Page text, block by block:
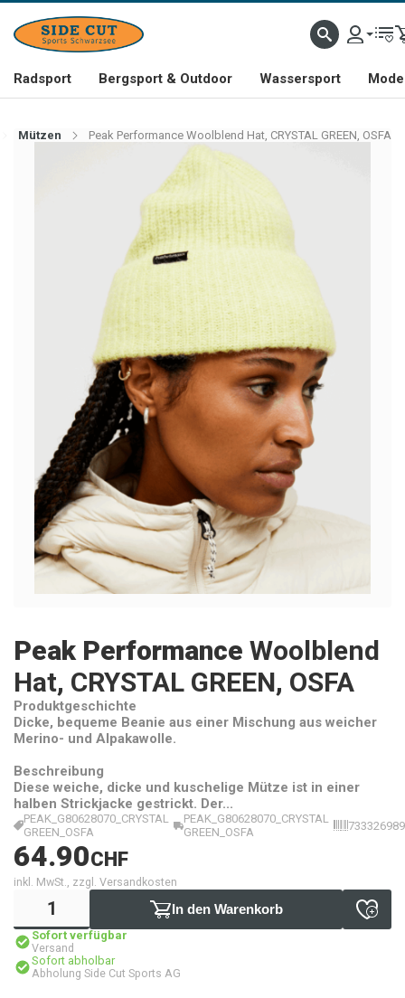
Radsport Bergsport & Outdoor Wassersport
Mützen Peak Performance Woolblend Hat, CRYSTAL GREEN, OSFA
Peak Performance Woolblend
Hat, CRYSTAL GREEN, OSFA
Produktgeschichte
Dicke, bequeme Beanie aus einer Mischung aus weicher
Merino- und Alpakawolle.
Beschreibung
Diese weiche, dicke und kuschelige Mütze ist in einer
halben Strickjacke gestrickt. Der...
PEAK_G80628070_CRYSTAL
GREEN_OSFA
PEAK_G80628070_CRYSTAL
GREEN_OSFA
64.90CHF
inkl. MwSt., zzgl. Versandkosten
In den Warenkorb
Sofort verfügbar
Versand
Sofort abholbar
Abholung Side Cut Sports AG